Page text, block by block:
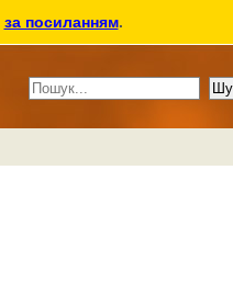
за посиланням.